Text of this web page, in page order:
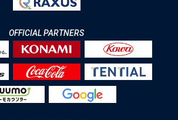
OFFICIAL PARTNERS